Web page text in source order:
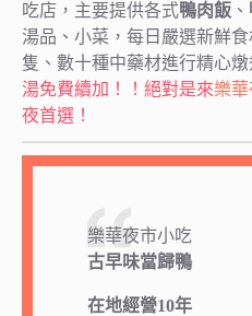
吃店，主要提供各式鴨肉飯 、
湯品、小菜，每日嚴選新鮮
隻、數十種中藥材進行精心燉
湯免費續加！！絕對是來樂
夜首選！
樂華夜市小吃
古早味當歸鴨
在地經營10年